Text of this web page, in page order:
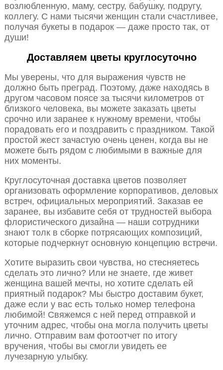
возлюбленную, маму, сестру, бабушку, подругу,
коллегу. С нами тысячи женщин стали счастливее,
получая букеты в подарок — даже просто так, от
души!
Доставляем цветы круглосуточно
Мы уверены, что для выражения чувств не
должно быть преград. Поэтому, даже находясь в
другом часовом поясе за тысячи километров от
близкого человека, вы можете заказать цветы
срочно или заранее к нужному времени, чтобы
порадовать его и поздравить с праздником. Такой
простой жест зачастую очень ценен, когда вы не
можете быть рядом с любимыми в важные для
них моменты.
Круглосуточная доставка цветов позволяет
организовать оформление корпоративов, деловых
встреч, официальных мероприятий. Заказав ее
заранее, вы избавите себя от трудностей выбора
флористического дизайна — наши сотрудники
знают толк в сборке потрясающих композиций,
которые подчеркнут основную концепцию встречи.
Хотите выразить свои чувства, но стесняетесь
сделать это лично? Или не знаете, где живет
женщина вашей мечты, но хотите сделать ей
приятный подарок? Мы быстро доставим букет,
даже если у вас есть только номер телефона
любимой! Свяжемся с ней перед отправкой и
уточним адрес, чтобы она могла получить цветы
лично. Отправим вам фотоотчет по итогу
вручения, чтобы вы смогли увидеть ее
лучезарную улыбку.